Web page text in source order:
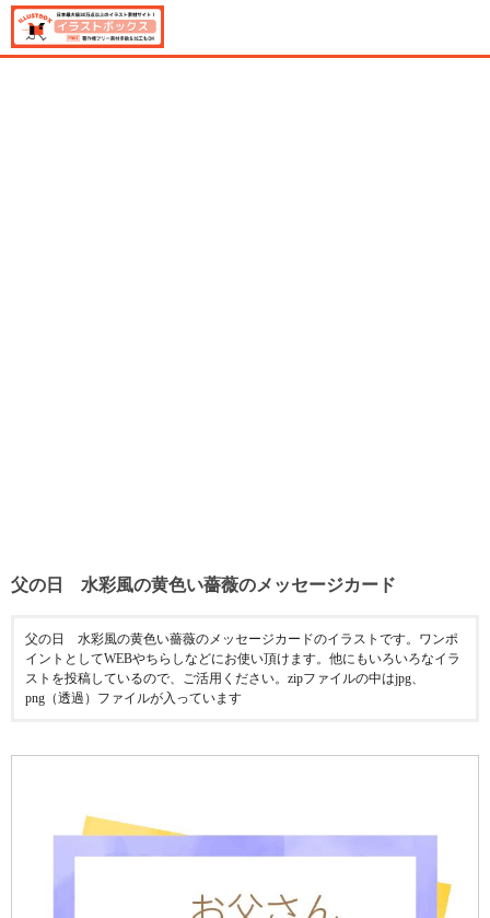
父の日 水彩風の黄色い薔薇のメッセージカード
父の日 水彩風の黄色い薔薇のメッセージカードのイラストです。ワンポ
イントとしてWEBやちらしなどにお使い頂けます。他にもいろいろなイラ
ストを投稿しているので、ご活用ください。zipファイルの中はjpg、
png（透過）ファイルが入っています